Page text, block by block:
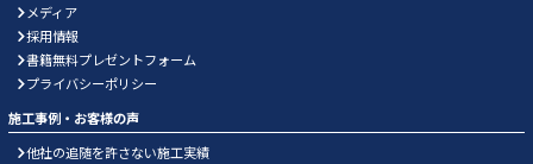
メディア
採用情報
書籍無料プレゼントフォーム
プライバシーポリシー
施工事例・お客様の声
他社の追随を許さない施工実績